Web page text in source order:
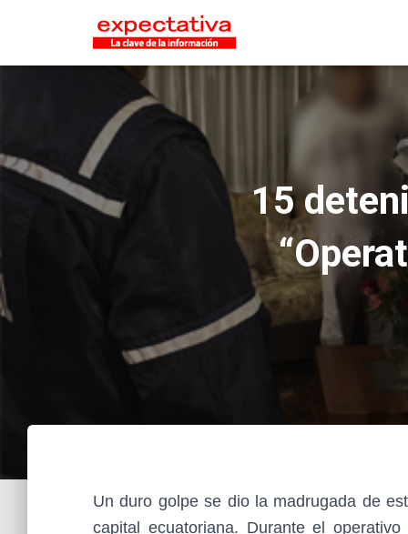
15
Un duro golpe se dio la madrugada de
capital ecuatoriana. Durante el